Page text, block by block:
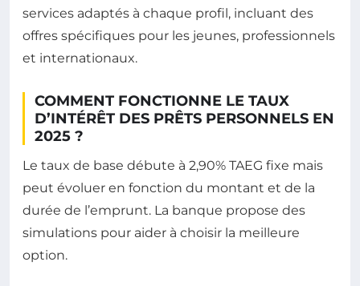
services adaptés à chaque profil, incluant des
offres spécifiques pour les jeunes, professionnels
et internationaux.
COMMENT FONCTIONNE LE TAUX
D’INTÉRÊT DES PRÊTS PERSONNELS EN
2025 ?
Le taux de base débute à 2,90% TAEG fixe mais
peut évoluer en fonction du montant et de la
durée de l’emprunt. La banque propose des
simulations pour aider à choisir la meilleure
option.